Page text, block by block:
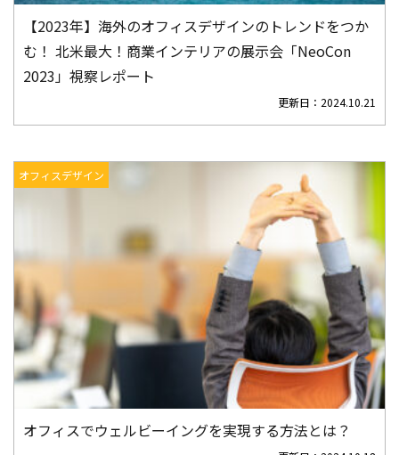
【2023年】海外のオフィスデザインのトレンドをつか
む！ 北米最大！商業インテリアの展示会「NeoCon
2023」視察レポート
更新日： 2024.10.21
オフィスデザイン
オフィスでウェルビーイングを実現する方法とは？